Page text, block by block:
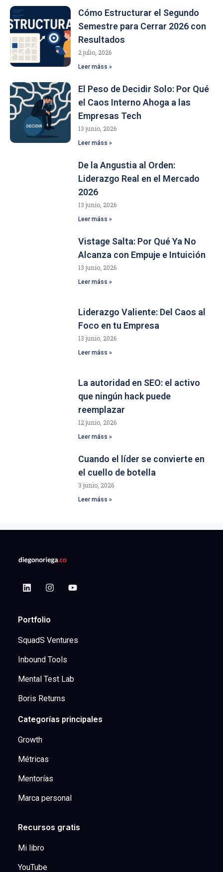
Cómo Estructurar el Segundo
Semestre para Cerrar 2026 con
Resultados
2 julio, 2026
Leer máss »
El Peso de Decidir Solo: Por Qué
el Caos Interno Ahoga a las
Empresas Tech
13 junio, 2026
Leer máss »
De la Angustia al Orden:
Liderazgo Real en el Mercado
2026
13 junio, 2026
Leer máss »
Vistage Salta: Por Qué Ya No
Alcanza con Empuje e Intuición
13 junio, 2026
Leer máss »
Liderazgo Valiente: Del Caos al
Foco en tu Empresa
13 junio, 2026
Leer máss »
La autoridad en SEO: el activo
que ningún hack puede
reemplazar
12 junio, 2026
Leer máss »
Cuando el líder se convierte en
el cuello de botella
3 junio, 2026
Leer máss »
Portfolio
SquadS Ventures
Inbound Tools
Mental Test Lab
Boris Returns
Categorías principales
Growth
Métricas
Mentorías
Marca personal
Recursos gratis
Mi libro
YouTube